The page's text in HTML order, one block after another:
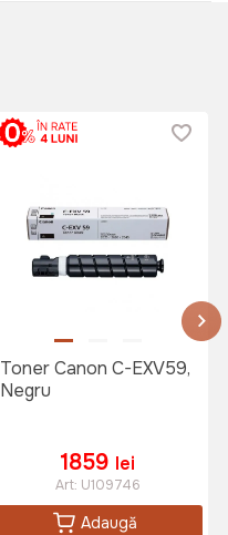
Toner Canon C-EXV59,
Negru
1859 lei
Art: U109746
Adaugă